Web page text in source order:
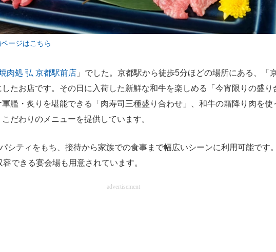
ージはこちら
肉処 弘 京都駅前店 」でした。京都駅から徒歩5分ほどの場所にある、「
たお店です。その日に入荷した新鮮な和牛を楽しめる「今宵限りの盛り
艦・炙りを堪能できる「肉寿司三種盛り合わせ」、和牛の霜降り肉を使
だわりのメニューを提供しています。
シティをもち、接待から家族での食事まで幅広いシーンに利用可能です
できる宴会場も用意されています。
advertisement